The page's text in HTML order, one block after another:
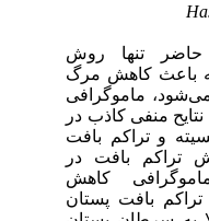
تنها روش
باعث کاهش مرگ
ماموگرافی
منفی کاذب در
و تراکم بافت
تراکم بافت در
کاهش
بافت پستان